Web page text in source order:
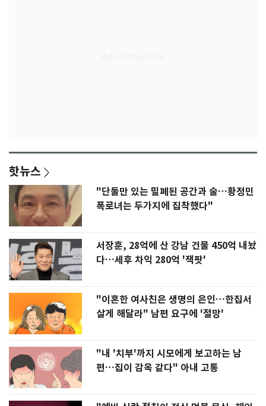
핫뉴스
"단둘만 있는 밀폐된 공간과 술…황정민
폭로녀는 두가지에 집착했다"
서장훈, 28억에 산 강남 건물 450억 내놨
다…세후 차익 280억 '잭팟'
"이혼한 여사친은 생명의 은인…한집서
살게 해달라" 남편 요구에 '절망'
"내 '치부'까지 시모에게 보고하는 남
편…집이 감옥 같다" 아내 고통